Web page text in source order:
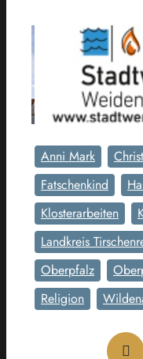
Anni Mark
Fatschenkind
Klosterarbeiten
Landkreis
Oberpfalz
Religion